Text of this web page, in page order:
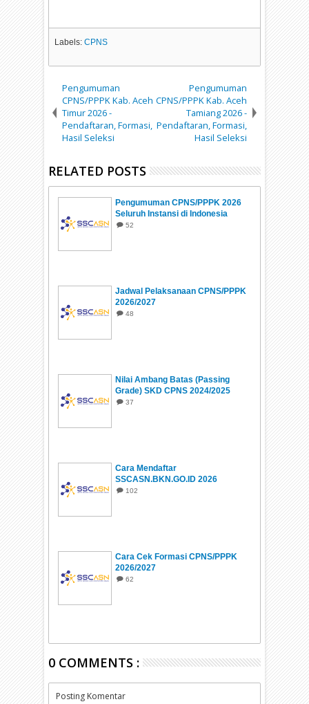
Labels:CPNS
Pengumuman
CPNS/PPPK Kab. Aceh
Timur 2026 -
Pendaftaran, Formasi,
Hasil Seleksi
Pengumuman
CPNS/PPPK Kab. Aceh
Tamiang 2026 -
Pendaftaran, Formasi,
Hasil Seleksi
RELATED POSTS
Pengumuman CPNS/PPPK 2026
Seluruh Instansi di Indonesia
52
Jadwal Pelaksanaan CPNS/PPPK
2026/2027
48
Nilai Ambang Batas (Passing
Grade) SKD CPNS 2024/2025
37
Cara Mendaftar
SSCASN.BKN.GO.ID 2026
102
Cara Cek Formasi CPNS/PPPK
2026/2027
62
0 COMMENTS :
Posting Komentar